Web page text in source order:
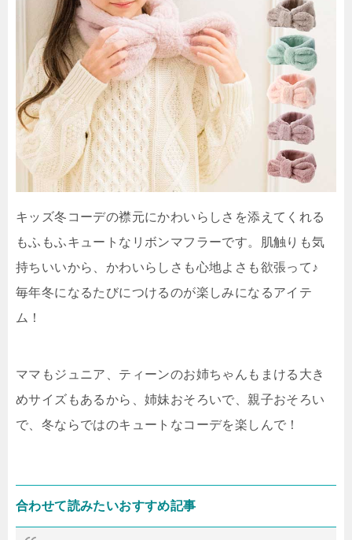
キッズ冬コーデの襟元にかわいらしさを添えてくれる
もふもふキュートなリボンマフラーです。肌触りも気
持ちいいから、かわいらしさも心地よさも欲張って♪
毎年冬になるたびにつけるのが楽しみになるアイテ
ム！
ママもジュニア、ティーンのお姉ちゃんもまける大き
めサイズもあるから、姉妹おそろいで、親子おそろい
で、冬ならではのキュートなコーデを楽しんで！
合わせて読みたいおすすめ記事